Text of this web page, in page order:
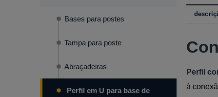
Bases para postes
Tampa para poste
Abraçadeiras
Perfil em U para base de
Perfil
à